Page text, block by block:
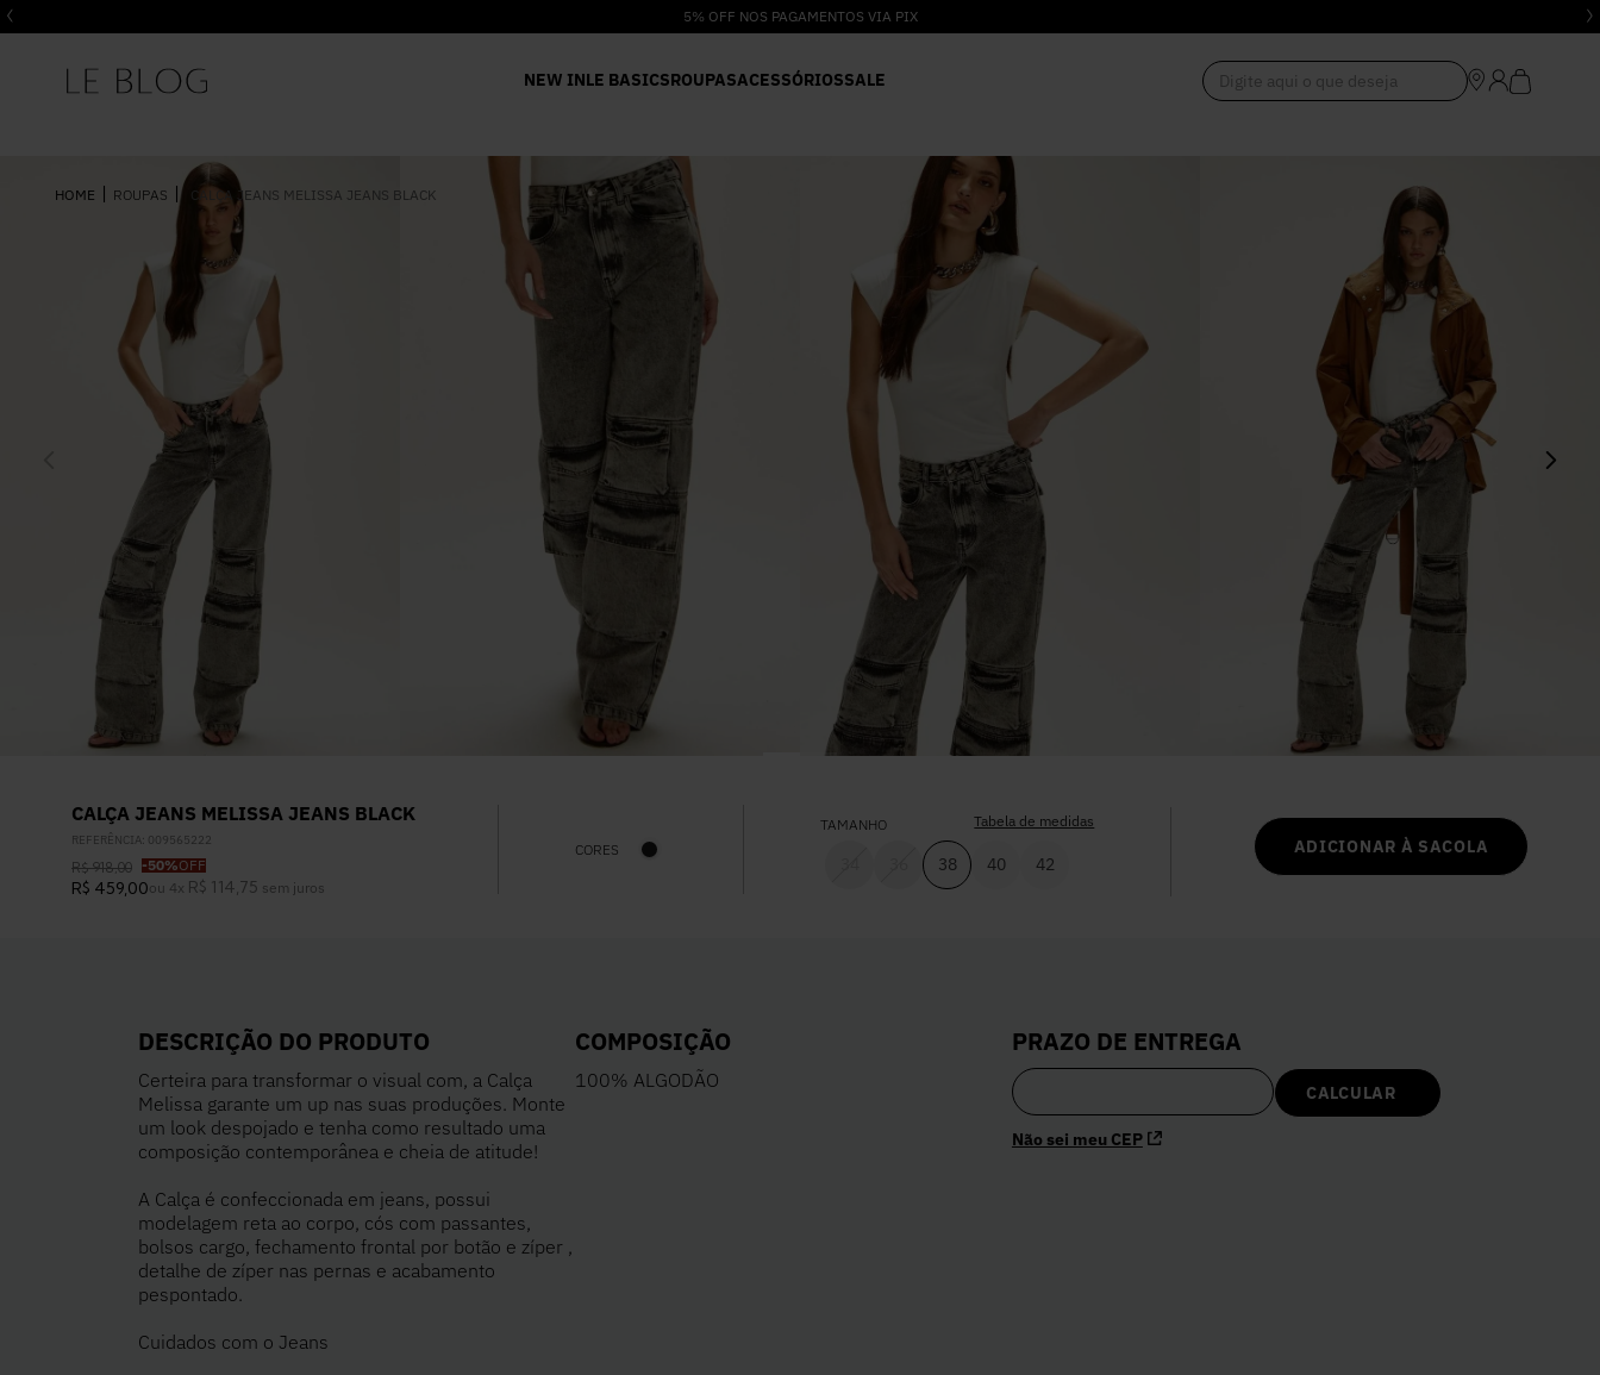
5% OFF NOS PAGAMENTOS VIA PIX
NEW INLE BASICSROUPASACESSÓRIOSSALE Digite aqui o que deseja
ROUPAS CALÇA JEANS MELISSA JEANS BLACK
CALÇA JEANS MELISSA JEANS BLACK
REFERÊNCIA: 009565222
R$ 918,00 -50%OFF
R$ 459,00ou 4x R$ 114 75 sem juros
CORES
TAMANHO
38 40 42
Tabela de medidas
ADICIONAR À SACOLA
DESCRIÇÃO DO PRODUTO
Certeira para transformar o visual com, a Calça
Melissa garante um up nas suas produções. Monte
um look despojado e tenha como resultado uma
composição contemporânea e cheia de atitude!
A Calça é confeccionada em jeans, possui
modelagem reta ao corpo, cós com passantes,
bolsos cargo, fechamento frontal por botão e zíper ,
detalhe de zíper nas pernas e acabamento
pespontado.
Cuidados com o Jeans
COMPOSIÇÃO
100% ALGODÃO
PRAZO DE ENTREGA
Não sei meu CEP
Vestidos
Vestido Branco